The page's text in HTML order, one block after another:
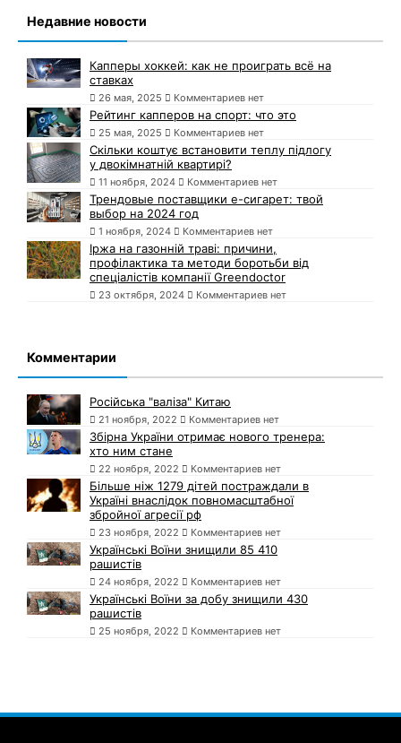
Недавние новости
Капперы хоккей: как не проиграть всё на
ставках
26 мая, 2025 Комментариев нет
Рейтинг капперов на спорт: что это
25 мая, 2025 Комментариев нет
Скільки коштує встановити теплу підлогу
у двокімнатній квартирі?
11 ноября, 2024 Комментариев нет
Трендовые поставщики e-сигарет: твой
выбор на 2024 год
1 ноября, 2024 Комментариев нет
Іржа на газонній траві: причини,
профілактика та методи боротьби від
спеціалістів компанії Greendoctor
23 октября, 2024 Комментариев нет
Комментарии
Російська "валіза" Китаю
21 ноября, 2022 Комментариев нет
Збірна України отримає нового тренера:
хто ним стане
22 ноября, 2022 Комментариев нет
Більше ніж 1279 дітей постраждали в
Україні внаслідок повномасштабної
збройної агресії рф
23 ноября, 2022 Комментариев нет
Українські Воїни знищили 85 410
рашистів
24 ноября, 2022 Комментариев нет
Українські Воїни за добу знищили 430
рашистів
25 ноября, 2022 Комментариев нет